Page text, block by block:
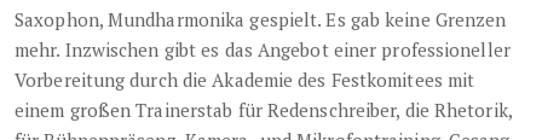
Saxophon, Mundharmonika gespielt. Es gab keine Grenzen
mehr. Inzwischen gibt es das Angebot einer professioneller
Vorbereitung durch die Akademie des Festkomitees mit
einem großen Trainerstab für Redenschreiber, die Rhetorik,